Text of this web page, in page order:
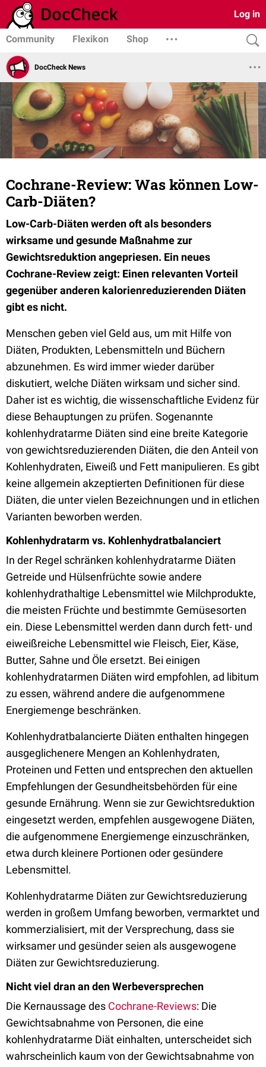
Log in
Community Flexikon Shop
DocCheck News
Cochrane-Review: Was können Low-
Carb-Diäten?
Low-Carb-Diäten werden oft als besonders
wirksame und gesunde Maßnahme zur
Gewichtsreduktion angepriesen. Ein neues
Cochrane-Review zeigt: Einen relevanten Vorteil
gegenüber anderen kalorienreduzierenden Diäten
gibt es nicht.
Menschen geben viel Geld aus, um mit Hilfe von
Diäten, Produkten, Lebensmitteln und Büchern
abzunehmen. Es wird immer wieder darüber
diskutiert, welche Diäten wirksam und sicher sind.
Daher ist es wichtig, die wissenschaftliche Evidenz für
diese Behauptungen zu prüfen. Sogenannte
kohlenhydratarme Diäten sind eine breite Kategorie
von gewichtsreduzierenden Diäten, die den Anteil von
Kohlenhydraten, Eiweiß und Fett manipulieren. Es gibt
keine allgemein akzeptierten Definitionen für diese
Diäten, die unter vielen Bezeichnungen und in etlichen
Varianten beworben werden.
Kohlenhydratarm vs. Kohlenhydratbalanciert
In der Regel schränken kohlenhydratarme Diäten
Getreide und Hülsenfrüchte sowie andere
kohlenhydrathaltige Lebensmittel wie Milchprodukte,
die meisten Früchte und bestimmte Gemüsesorten
ein. Diese Lebensmittel werden dann durch fett- und
eiweißreiche Lebensmittel wie Fleisch, Eier, Käse,
Butter, Sahne und Öle ersetzt. Bei einigen
kohlenhydratarmen Diäten wird empfohlen, ad libitum
zu essen, während andere die aufgenommene
Energiemenge beschränken.
Kohlenhydratbalancierte Diäten enthalten hingegen
ausgeglichenere Mengen an Kohlenhydraten,
Proteinen und Fetten und entsprechen den aktuellen
Empfehlungen der Gesundheitsbehörden für eine
gesunde Ernährung. Wenn sie zur Gewichtsreduktion
eingesetzt werden, empfehlen ausgewogene Diäten,
die aufgenommene Energiemenge einzuschränken,
etwa durch kleinere Portionen oder gesündere
Lebensmittel.
Kohlenhydratarme Diäten zur Gewichtsreduzierung
werden in großem Umfang beworben, vermarktet und
kommerzialisiert, mit der Versprechung, dass sie
wirksamer und gesünder seien als ausgewogene
Diäten zur Gewichtsreduzierung.
Nicht viel dran an den Werbeversprechen
Die Kernaussage des Cochrane-Reviews: Die
Gewichtsabnahme von Personen, die eine
kohlenhydratarme Diät einhalten, unterscheidet sich
wahrscheinlich kaum von der Gewichtsabnahme von